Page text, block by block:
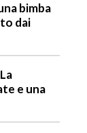
bimba
dai
e una